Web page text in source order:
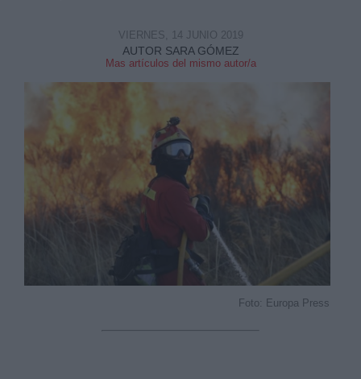
AUTOR SARA GÓMEZ
Mas artículos del mismo autor/a
VIERNES, 14 JUNIO 2019
Foto: Europa Press
link
Información adicional